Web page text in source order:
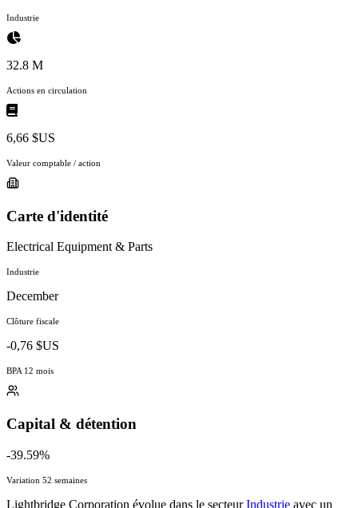
Industrie
32.8 M
Actions en circulation
6,66 $US
Valeur comptable / action
Carte d'identité
Electrical Equipment & Parts
Industrie
December
Clôture fiscale
-0,76 $US
BPA 12 mois
Capital & détention
-39.59%
Variation 52 semaines
Lightbridge Corporation évolue dans le secteurIndustrie avec un